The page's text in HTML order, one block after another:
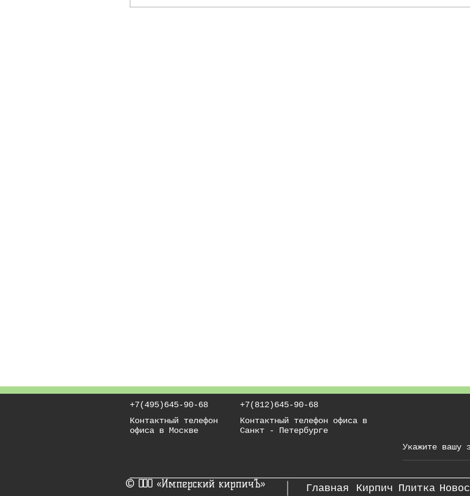
+7(495)645-90-68
Контактный телефон
офиса в Москве
+7(812)645-90-68
Контактный телефон офиса в
Санкт - Петербурге
© ООО «Имперский кирпичЪ» Главная Кирпич Плитка